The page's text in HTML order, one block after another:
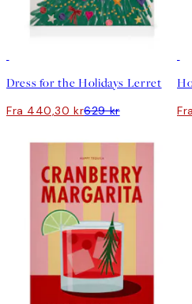
Dress for the Holidays Lerret
Fra 440,30 kr629 kr